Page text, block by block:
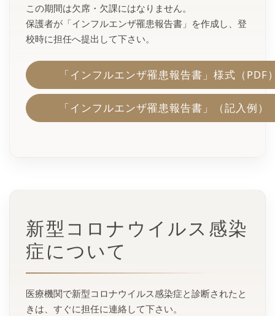
この期間は欠席・欠課にはなりません。
保護者が「インフルエンザ罹患報告書」を作成し、登
校時に担任へ提出して下さい。
「インフルエンザ罹患報告書」様式（PDF
「インフルエンザ罹患報告書」（記入例）
新型コロナウイルス感染
症について
医療機関で新型コロナウイルス感染症と診断されたと
きは、すぐに担任に連絡して下さい。